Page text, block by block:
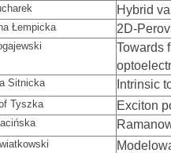
Hybrid
Łempicka 2D-
Towards
Sitnicka Intrinsic
Tyszka Exciton